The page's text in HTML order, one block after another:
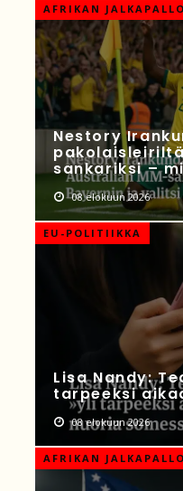
AFRIKAN JALKAPALLO
Nestory
sankariksi –
08 elokuun 2026
EU-POLITIIKKA
Lisa Nandy:
tarpeeksi
08 elokuun 2026
AFRIKAN JALKAPALLO